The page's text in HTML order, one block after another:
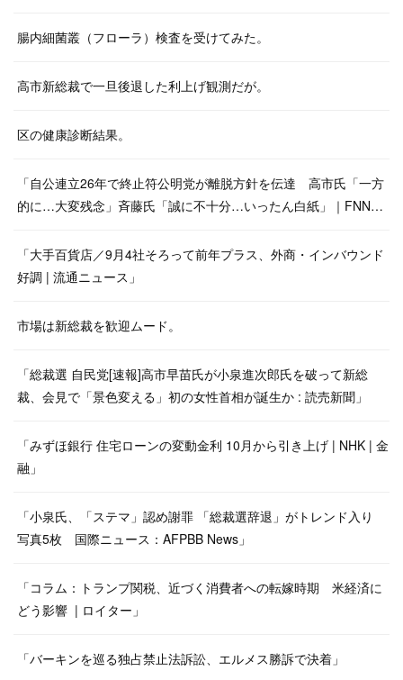
腸内細菌叢（フローラ）検査を受けてみた。
高市新総裁で一旦後退した利上げ観測だが。
区の健康診断結果。
「自公連立26年で終止符公明党が離脱方針を伝達 高市氏「一方
的に…大変残念」斉藤氏「誠に不十分…いったん白紙」｜FNN…
「大手百貨店／9月4社そろって前年プラス、外商・インバウンド
好調 | 流通ニュース」
市場は新総裁を歓迎ムード。
「総裁選 自民党[速報]高市早苗氏が小泉進次郎氏を破って新総
裁、会見で「景色変える」初の女性首相が誕生か : 読売新聞」
「みずほ銀行 住宅ローンの変動金利 10月から引き上げ | NHK | 金
融」
「小泉氏、「ステマ」認め謝罪 「総裁選辞退」がトレンド入り
写真5枚 国際ニュース：AFPBB News」
「コラム：トランプ関税、近づく消費者への転嫁時期 米経済に
どう影響 | ロイター」
「バーキンを巡る独占禁止法訴訟、エルメス勝訴で決着」